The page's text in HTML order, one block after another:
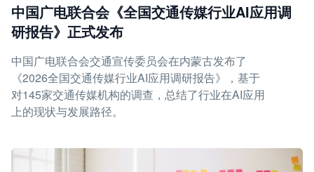
中国广电联合会《全国交通传媒行业AI应用调
研报告》正式发布
中国广电联合会交通宣传委员会在内蒙古发布了
《2026全国交通传媒行业AI应用调研报告》，基于
对145家交通传媒机构的调查，总结了行业在AI应用
上的现状与发展路径。